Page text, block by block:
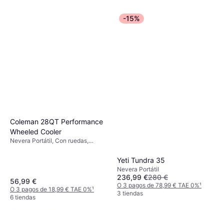
Coleman 28QT Performance
Wheeled Cooler
Nevera Portátil, Con ruedas,
56,99 €
O 3 pagos de 18,99 € TAE 0%¹
6 tiendas
-15%
Yeti Tundra 35
Nevera Portátil
236,99 €280 €
O 3 pagos de 78,99 € TAE 0%¹
3 tiendas